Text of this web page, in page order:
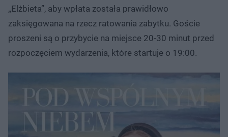
„Elżbieta”, aby wpłata została prawidłowo
zaksięgowana na rzecz ratowania zabytku. Goście
proszeni są o przybycie na miejsce 20-30 minut przed
rozpoczęciem wydarzenia, które startuje o 19:00.